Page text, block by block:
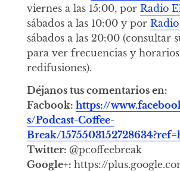
viernes a las 15:00, por Radio
sábados a las 10:00 y por
sábados a las 20:00 (consultar
para ver frecuencias y
redifusiones).
Déjanos tus comentarios en:
Facbook: https://
s/Podcast-Coffee-
Break/
Twitter: @pcoffeebreak
Google+: https://